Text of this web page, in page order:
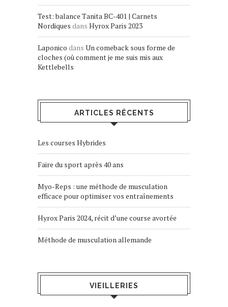
Test: balance Tanita BC-401 | Carnets
Nordiques dans Hyrox Paris 2023
Laponico dans Un comeback sous forme de
cloches (où comment je me suis mis aux
Kettlebells
ARTICLES RÉCENTS
Les courses Hybrides
Faire du sport après 40 ans
Myo-Reps : une méthode de musculation
efficace pour optimiser vos entraînements
Hyrox Paris 2024, récit d’une course avortée
Méthode de musculation allemande
VIEILLERIES